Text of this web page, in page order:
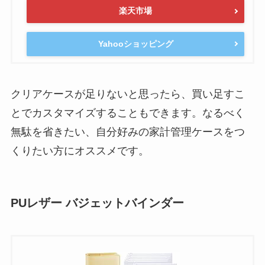
楽天市場
Yahooショッピング
クリアケースが足りないと思ったら、買い足すこ
とでカスタマイズすることもできます。なるべく
無駄を省きたい、自分好みの家計管理ケースをつ
くりたい方にオススメです。
PUレザー バジェットバインダー